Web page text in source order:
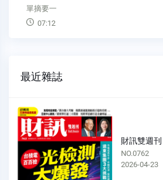
了優惠，下載店家App
06:56
最近雜誌
財訊雙週刊
NO.0761
2026-04-09